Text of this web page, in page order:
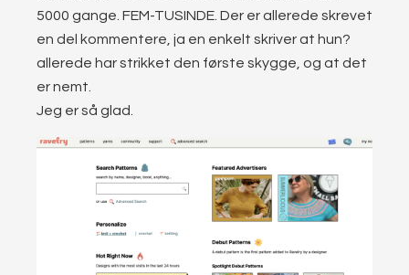
5000 gange. FEM-TUSINDE. Der er allerede skrevet
en del kommentere, ja en enkelt skriver at hun?
allerede har strikket den første skygge, og at det
er nemt.
Jeg er så glad.